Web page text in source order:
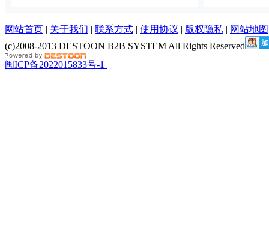
网站首页 | 关于我们 | 联系方式 | 使用协议 | 版权隐私 | 网站地图
(c)2008-2013 DESTOON B2B SYSTEM All Rights Reserved
闽ICP备2022015833号-1